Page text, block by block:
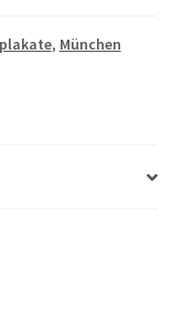
, München